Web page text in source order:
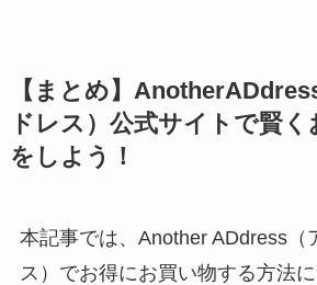
【まとめ】
ドレス）公式サイトで賢
をしよう！
本記事では、Another ADdress（
ス）でお得にお買い物する方法